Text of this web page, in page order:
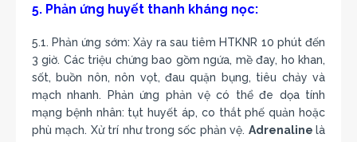
5. Phản ứng huyết thanh kháng nọc:
5.1. Phản ứng sớm: Xảy ra sau tiêm HTKNR 10 phút đến
3 giờ. Các triệu chứng bao gồm ngứa, mề đay, ho khan,
sốt, buồn nôn, nôn vọt, đau quặn bụng, tiêu chảy và
mạch nhanh. Phản ứng phản vệ có thể đe dọa tính
mạng bệnh nhân: tụt huyết áp, co thắt phế quản hoặc
phù mạch. Xử trí như trong sốc phản vệ. Adrenalinelà